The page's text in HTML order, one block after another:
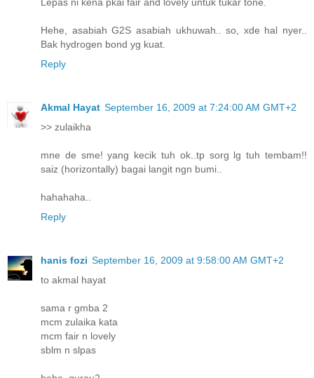
Hehe, asabiah G2S asabiah ukhuwah.. so, xde hal nyer..
Bak hydrogen bond yg kuat.
Reply
Akmal Hayat September 16, 2009 at 7:24:00 AM GMT+2
>> zulaikha
mne de sme! yang kecik tuh ok..tp sorg lg tuh tembam!!
saiz (horizontally) bagai langit ngn bumi..
hahahaha..
Reply
hanis fozi September 16, 2009 at 9:58:00 AM GMT+2
to akmal hayat
sama r gmba 2
mcm zulaika kata
mcm fair n lovely
sblm n slpas